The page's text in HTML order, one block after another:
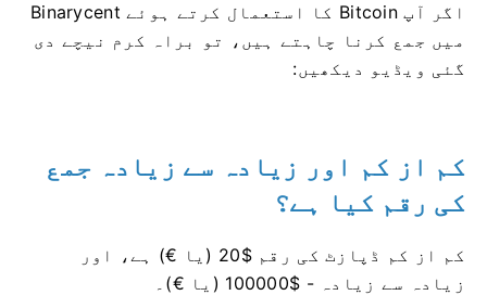
اگر آپ Bitcoin کا ​​استعمال کرتے ہوئے Binarycent
میں جمع کرنا چاہتے ہیں، تو براہ کرم نیچے دی
گئی ویڈیو دیکھیں:
کم از کم اور زیادہ سے زیادہ جمع
کی رقم کیا ہے؟
کم از کم ڈپازٹ کی رقم $20 (یا €) ہے، اور
زیادہ سے زیادہ - $100000 (یا €)۔